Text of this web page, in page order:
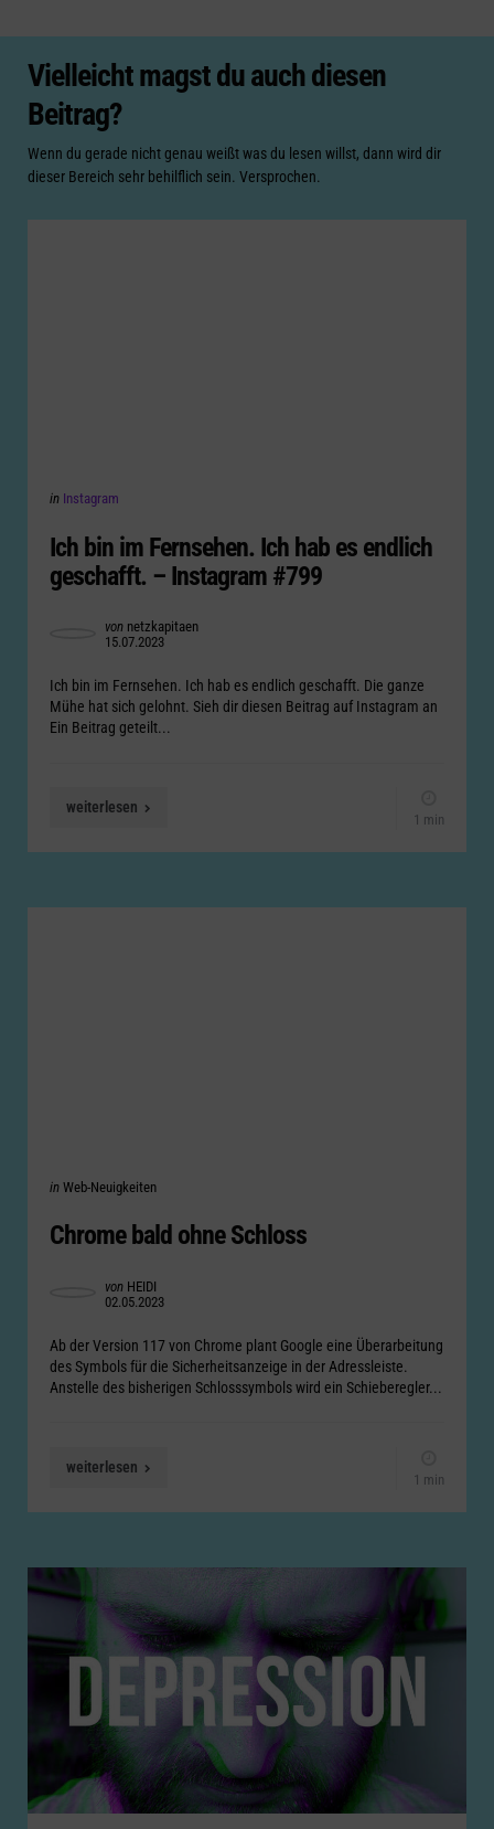
Vielleicht magst du auch diesen
Beitrag?
Wenn du gerade nicht genau weißt was du lesen willst, dann wird dir
dieser Bereich sehr behilflich sein. Versprochen.
Categories
Posted
in Instagram
Ich bin im Fernsehen. Ich hab es endlich
geschafft. – Instagram #799
Posted
by
von netzkapitaen
15.07.2023
Ich bin im Fernsehen. Ich hab es endlich geschafft. Die ganze
Mühe hat sich gelohnt. Sieh dir diesen Beitrag auf Instagram an
Ein Beitrag geteilt...
weiterlesen
1 min
Categories
Posted
in Web-Neuigkeiten
Chrome bald ohne Schloss
Posted
by
von HEIDI
02.05.2023
Ab der Version 117 von Chrome plant Google eine Überarbeitung
des Symbols für die Sicherheitsanzeige in der Adressleiste.
Anstelle des bisherigen Schlosssymbols wird ein Schieberegler...
weiterlesen
1 min